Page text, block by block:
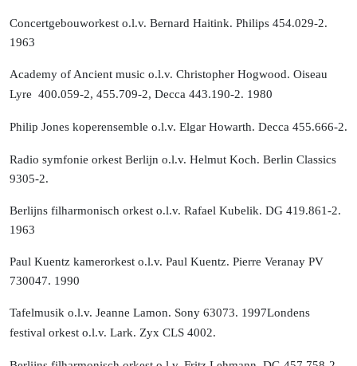
Concertgebouworkest o.l.v. Bernard Haitink. Philips 454.029-2.
1963
Academy of Ancient music o.l.v. Christopher Hogwood. Oiseau
Lyre 400.059-2, 455.709-2, Decca 443.190-2. 1980
Philip Jones koperensemble o.l.v. Elgar Howarth. Decca 455.666-2.
Radio symfonie orkest Berlijn o.l.v. Helmut Koch. Berlin Classics
9305-2.
Berlijns filharmonisch orkest o.l.v. Rafael Kubelik. DG 419.861-2.
1963
Paul Kuentz kamerorkest o.l.v. Paul Kuentz. Pierre Veranay PV
730047. 1990
Tafelmusik o.l.v. Jeanne Lamon. Sony 63073. 1997Londens
festival orkest o.l.v. Lark. Zyx CLS 4002.